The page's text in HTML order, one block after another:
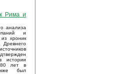
Рима и
анализа
и
из хроник
Древнего
истории
лет в
был